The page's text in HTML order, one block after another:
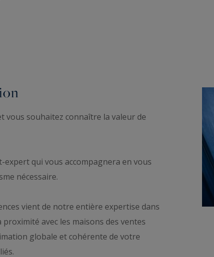
vous souhaitez connaître la valeur de
qui vous accompagnera en vous
nécessaire.
vient de notre entière expertise dans
avec les maisons des ventes
globale et cohérente de votre